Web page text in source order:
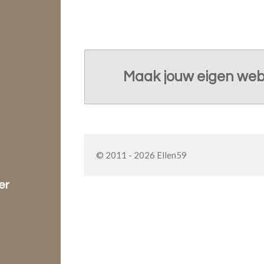
Maak jouw eigen
© 2011 - 2026 Ellen59